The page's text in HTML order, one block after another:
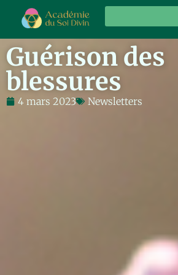
Guérison des
blessures
4 mars 2023 Newsletters
Panneau de gestion des cookies